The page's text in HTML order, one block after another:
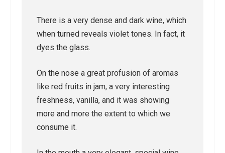
There is a very dense and dark wine, which
when turned reveals violet tones. In fact, it
dyes the glass.
On the nose a great profusion of aromas
like red fruits in jam, a very interesting
freshness, vanilla, and it was showing
more and more the extent to which we
consume it.